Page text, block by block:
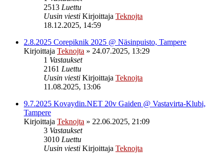
2513 Luettu
Uusin viesti Kirjoittaja Teknojta
18.12.2025, 14:59
2.8.2025 Corepiknik 2025 @ Näsinpuisto, Tampere
Kirjoittaja Teknojta » 24.07.2025, 13:29
1 Vastaukset
2161 Luettu
Uusin viesti Kirjoittaja Teknojta
11.08.2025, 13:06
9.7.2025 Kovaydin.NET 20v Gaiden @ Vastavirta-Klubi,
Tampere
Kirjoittaja Teknojta » 22.06.2025, 21:09
3 Vastaukset
3010 Luettu
Uusin viesti Kirjoittaja Teknojta